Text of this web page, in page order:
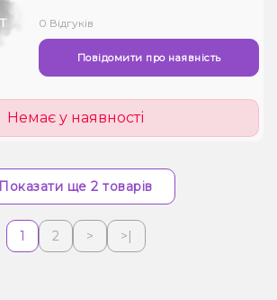
0 Відгуків
Повідомити про наявність
Немає у наявності
Показати ще 2 товарів
1 2 > >|